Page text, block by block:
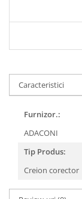
Caracteristici
Furnizor.:
ADACONI
Tip Produs:
Creion corector